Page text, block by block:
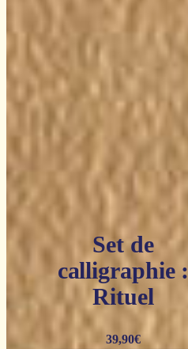
Set de
calligraphie :
Rituel
39,90€